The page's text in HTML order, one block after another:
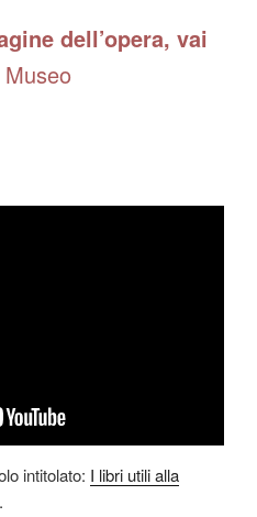
dell’opera, vai
Museo
intitolato: I libri utili alla
.